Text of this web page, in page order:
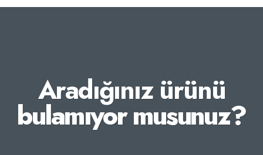
Aradığınız ürünü
bulamıyor musunuz?